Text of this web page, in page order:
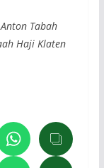
Tabah
Haji Klaten